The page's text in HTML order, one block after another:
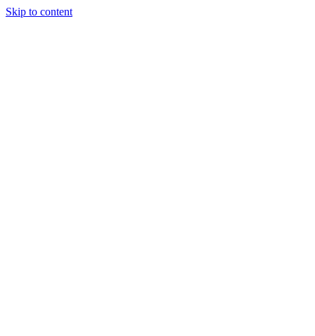
Skip to content